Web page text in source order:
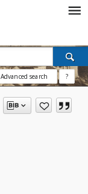
Advanced search ?